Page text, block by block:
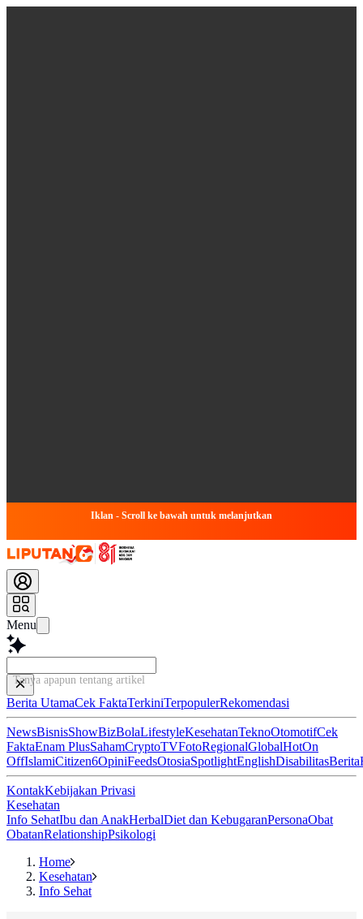
Iklan - Scroll ke bawah untuk melanjutkan
Menu
Tanya apapun tentang artikel ini...
Berita UtamaCek FaktaTerkiniTerpopulerRekomendasi
NewsBisnisShowBizBolaLifestyleKesehatanTeknoOtomotifCek
FaktaEnam PlusSahamCryptoTVFotoRegionalGlobalHotOn
OffIslamiCitizen6OpiniFeedsOtosiaSpotlightEnglishDisabilitasBerita
KontakKebijakan Privasi
Kesehatan
Info SehatIbu dan AnakHerbalDiet dan KebugaranPersonaObat
ObatanRelationshipPsikologi
Home
Kesehatan
Info Sehat